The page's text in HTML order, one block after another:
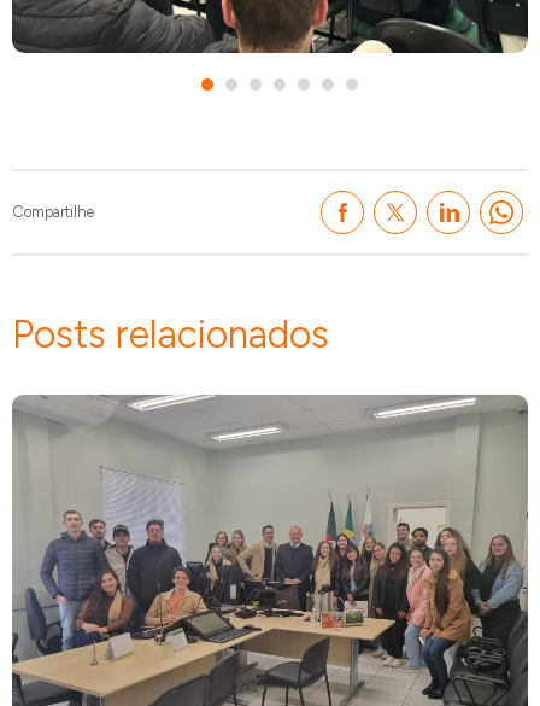
Compartilhe
Posts relacionados